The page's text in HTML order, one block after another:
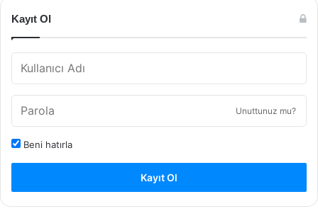
Kayıt Ol
Unuttunuz mu?
Beni hatırla
Kayıt Ol